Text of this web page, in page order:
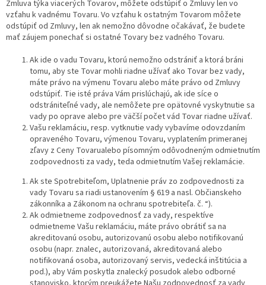
Zmluva týka viacerých Tovarov, môžete odstúpiť o Zmluvy len vo
vzťahu k vadnému Tovaru. Vo vzťahu k ostatným Tovarom môžete
odstúpiť od Zmluvy, len ak nemožno dôvodne očakávať, že budete
mať záujem ponechať si ostatné Tovary bez vadného Tovaru.
Ak ide o vadu Tovaru, ktorú nemožno odstrániť a ktorá bráni
tomu, aby ste Tovar mohli riadne užívať ako Tovar bez vady,
máte právo na výmenu Tovaru alebo máte právo od Zmluvy
odstúpiť. Tie isté práva Vám prislúchajú, ak ide síce o
odstrániteľné vady, ale nemôžete pre opätovné vyskytnutie sa
vady po oprave alebo pre väčší počet vád Tovar riadne užívať.
Vašu reklamáciu, resp. vytknutie vady vybavíme odovzdaním
opraveného Tovaru, výmenou Tovaru, vyplatením primeranej
zľavy z Ceny Tovarualebo písomným odôvodneným odmietnutím
zodpovednosti za vady, teda odmietnutím Vašej reklamácie.
Ak ste Spotrebiteľom, Uplatnenie práv zo zodpovednosti za
vady Tovaru sa riadi ustanovením § 619 a nasl. Občianskeho
zákonníka a Zákonom na ochranu spotrebiteľa. č. “).
Ak odmietneme zodpovednosť za vady, respektíve
odmietneme Vašu reklamáciu, máte právo obrátiť sa na
akreditovanú osobu, autorizovanú osobu alebo notifikovanú
osobu (napr. znalec, autorizovaná, akreditovaná alebo
notifikovaná osoba, autorizovaný servis, vedecká inštitúcia a
pod.), aby Vám poskytla znalecký posudok alebo odborné